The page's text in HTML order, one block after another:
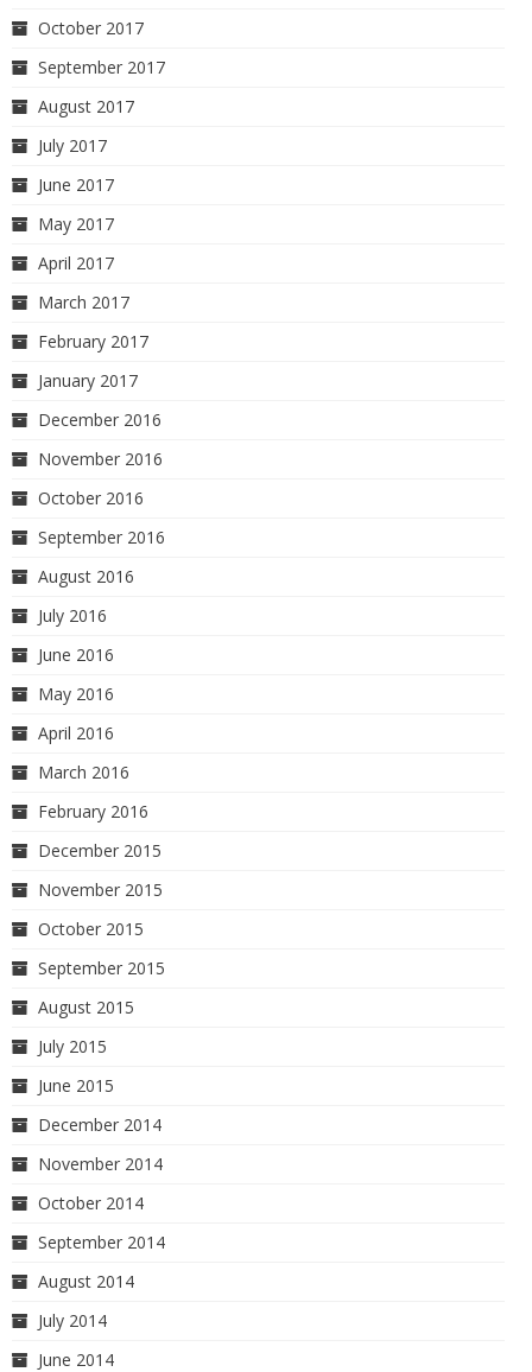
October 2017
September 2017
August 2017
July 2017
June 2017
May 2017
April 2017
March 2017
February 2017
January 2017
December 2016
November 2016
October 2016
September 2016
August 2016
July 2016
June 2016
May 2016
April 2016
March 2016
February 2016
December 2015
November 2015
October 2015
September 2015
August 2015
July 2015
June 2015
December 2014
November 2014
October 2014
September 2014
August 2014
July 2014
June 2014